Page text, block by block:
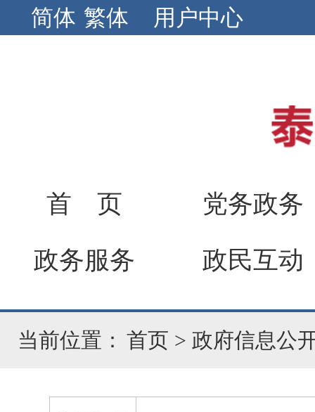
简体 繁体 用户中心
首 页
党务政务
政务服务
政民互动
当前位置： 首页 > 政府信息公